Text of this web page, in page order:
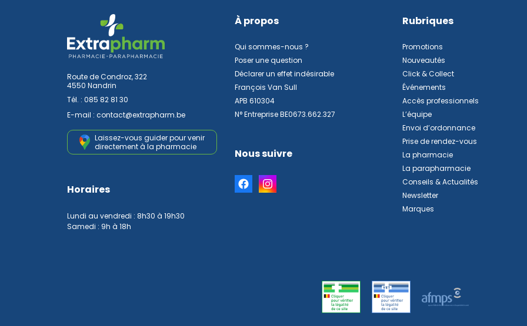
Route de Condroz, 322
4550 Nandrin
Tél. : 085 82 81 30
E-mail : contact@extrapharm.be
Laissez-vous guider pour venir
directement à la pharmacie
Horaires
Lundi au vendredi : 8h30 à 19h30
Samedi : 9h à 18h
À propos
Qui sommes-nous ?
Poser une question
Déclarer un effet indésirable
François Van Sull
APB 610304
N° Entreprise BE0673.662.327
Nous suivre
Rubriques
Promotions
Nouveautés
Click & Collect
Événements
Accès professionnels
L’équipe
Envoi d’ordonnance
Prise de rendez-vous
La pharmacie
La parapharmacie
Conseils & Actualités
Newsletter
Marques